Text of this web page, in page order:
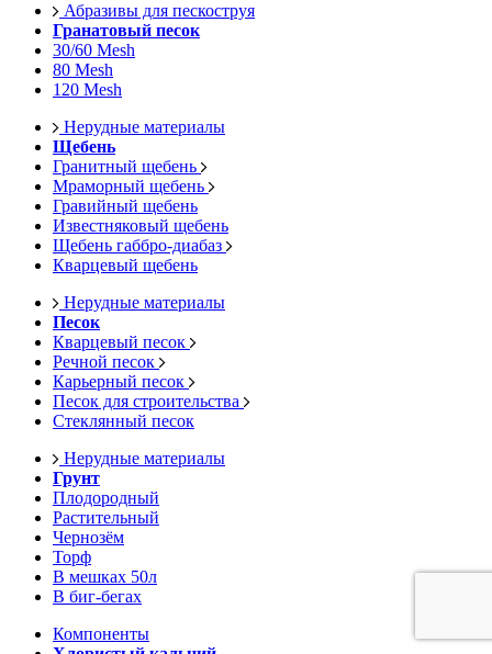
Абразивы для пескоструя
Гранатовый песок
30/60 Mesh
80 Mesh
120 Mesh
Нерудные материалы
Щебень
Гранитный щебень
Мраморный щебень
Гравийный щебень
Известняковый щебень
Щебень габбро-диабаз
Кварцевый щебень
Нерудные материалы
Песок
Кварцевый песок
Речной песок
Карьерный песок
Песок для строительства
Стеклянный песок
Нерудные материалы
Грунт
Плодородный
Растительный
Чернозём
Торф
В мешках 50л
В биг-бегах
Компоненты